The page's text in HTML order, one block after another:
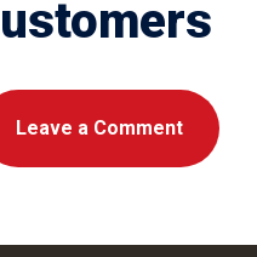
Leave a Comment